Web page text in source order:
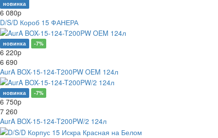
новинка
6 080p
D/S/D Короб 15 ФАНЕРА
новинка -7%
6 220p
6 690
AurA BOX-15-124-T200PW OEM 124л
новинка -7%
6 750p
7 260
AurA BOX-15-124-T200PW/2 124л